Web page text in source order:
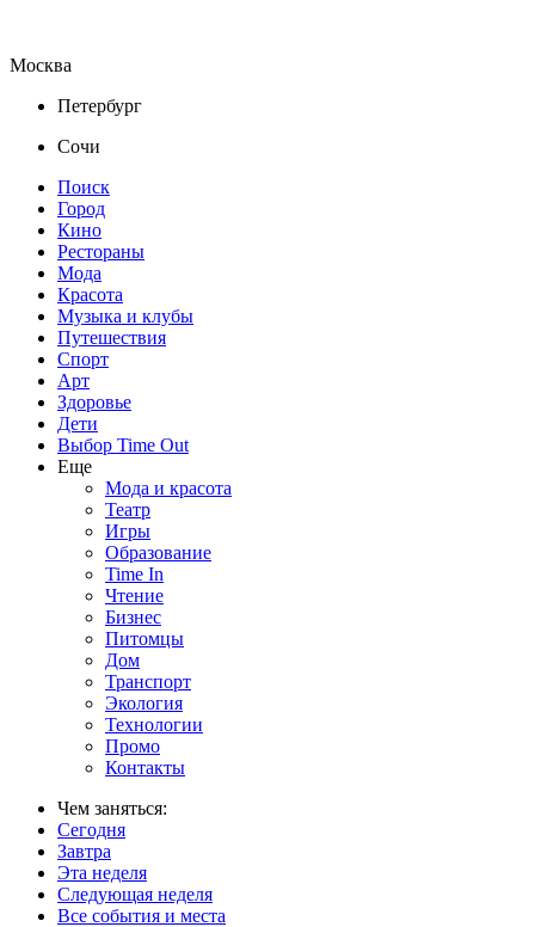
Москва
Петербург
Сочи
Поиск
Город
Кино
Рестораны
Мода
Красота
Музыка и клубы
Путешествия
Спорт
Арт
Здоровье
Дети
Выбор Time Out
Еще
Мода и красота
Театр
Игры
Образование
Time In
Чтение
Бизнес
Питомцы
Дом
Транспорт
Экология
Технологии
Промо
Контакты
Чем заняться:
Сегодня
Завтра
Эта неделя
Следующая неделя
Все события и места